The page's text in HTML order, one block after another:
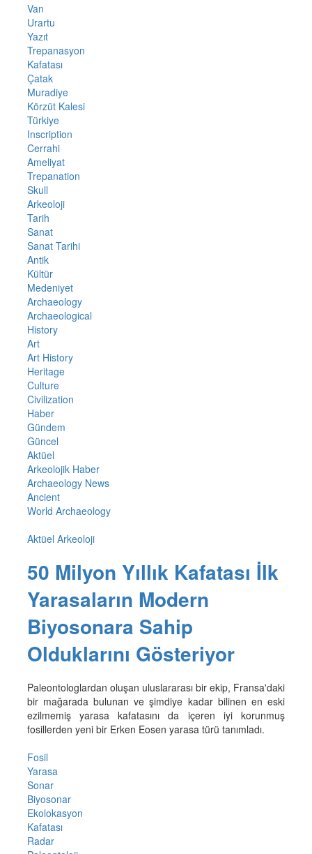
Van
Urartu
Yazıt
Trepanasyon
Kafatası
Çatak
Muradiye
Körzüt Kalesi
Türkiye
Inscription
Cerrahi
Ameliyat
Trepanation
Skull
Arkeoloji
Tarih
Sanat
Sanat Tarihi
Antik
Kültür
Medeniyet
Archaeology
Archaeological
History
Art
Art History
Heritage
Culture
Civilization
Haber
Gündem
Güncel
Aktüel
Arkeolojik Haber
Archaeology News
Ancient
World Archaeology
Aktüel Arkeoloji
50 Milyon Yıllık Kafatası İlk
Yarasaların Modern
Biyosonara Sahip
Olduklarını Gösteriyor
Paleontologlardan oluşan uluslararası bir ekip, Fransa'daki
bir mağarada bulunan ve şimdiye kadar bilinen en eski
ezilmemiş yarasa kafatasını da içeren iyi korunmuş
fosillerden yeni bir Erken Eosen yarasa türü tanımladı.
Fosil
Yarasa
Sonar
Biyosonar
Ekolokasyon
Kafatası
Radar